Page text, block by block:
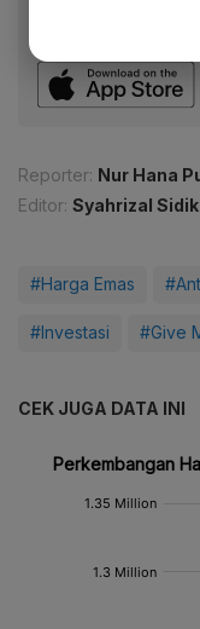
Dapatkan
Reporter: Nur Hana
Editor: Syahrizal Sidik
#Harga Emas
#Investasi #Give
CEK JUGA DATA INI